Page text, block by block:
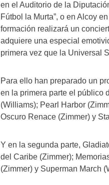
en el Auditorio de la
Fútbol la Murta”, o en Alcoy
formación realizará un
adquiere una especial
primera vez que la Universal
Para ello han preparado un
en la primera parte el público
(Williams); Pearl Harbor
Oscuro Renace (Zimmer) y
Y en la segunda parte,
del Caribe (Zimmer);
(Zimmer) y Superman March